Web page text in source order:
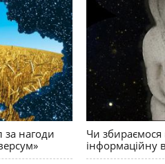
за нагоди
Чи збираємося
інформаційну